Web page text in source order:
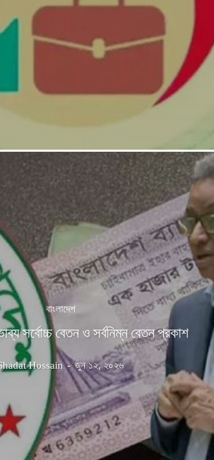
বাংলাদেশ
সর্বোচ্চ বেতন ও সর্বনিম্ন বেতন প্রকাশ
Hossain - জুন ১২, ২০২৬